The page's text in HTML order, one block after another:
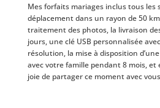
Mes forfaits mariages inclus tous les
déplacement dans un rayon de 50
traitement des photos, la livraison
jours, une clé USB personnalisée
résolution, la mise à disposition
avec votre famille pendant 8 mois,
joie de partager ce moment avec